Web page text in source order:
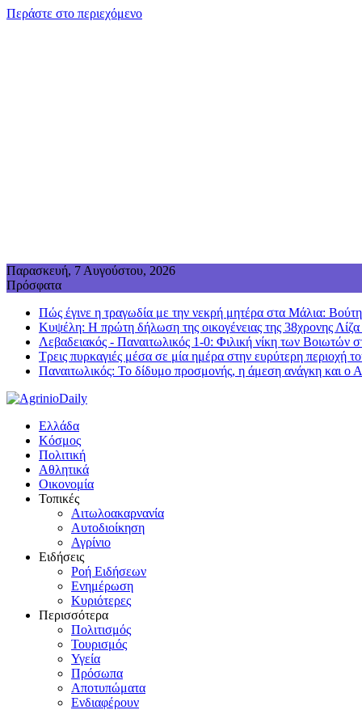
Περάστε στο περιεχόμενο
Παρασκευή, 7 Αυγούστου, 2026
Πρόσφατα
Πώς έγινε η τραγωδία με την νεκρή μητέρα στα Μάλια:
Κυψέλη: Η πρώτη δήλωση της οικογένειας της 38χρονης
Λεβαδειακός - Παναιτωλικός 1-0: Φιλική νίκη των Βοιωτών
Τρεις πυρκαγιές μέσα σε μία ημέρα στην ευρύτερη περιοχή
Παναιτωλικός: Το δίδυμο προσμονής, η άμεση ανάγκη και ο
Ελλάδα
Κόσμος
Πολιτική
Αθλητικά
Οικονομία
Τοπικές
Αιτωλοακαρνανία
Αυτοδιοίκηση
Αγρίνιο
Ειδήσεις
Ροή Ειδήσεων
Ενημέρωση
Κυριότερες
Περισσότερα
Πολιτισμός
Τουρισμός
Υγεία
Πρόσωπα
Αποτυπώματα
Ενδιαφέρουν